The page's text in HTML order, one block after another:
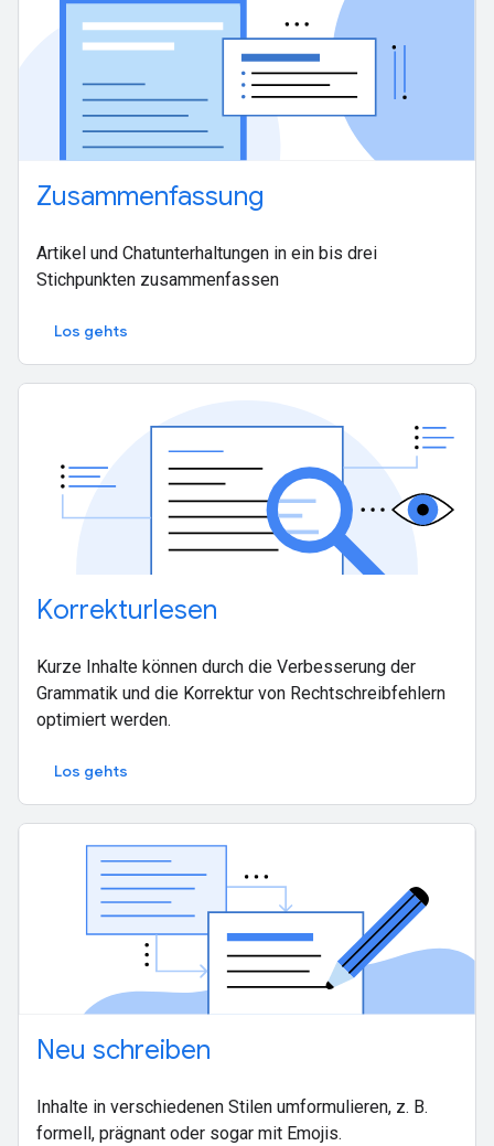
Zusammenfassung
Artikel und Chatunterhaltungen in ein bis drei
Stichpunkten zusammenfassen
Los gehts
Korrekturlesen
Kurze Inhalte können durch die Verbesserung der
Grammatik und die Korrektur von Rechtschreibfehlern
optimiert werden.
Los gehts
Neu schreiben
Inhalte in verschiedenen Stilen umformulieren, z. B.
formell, prägnant oder sogar mit Emojis.